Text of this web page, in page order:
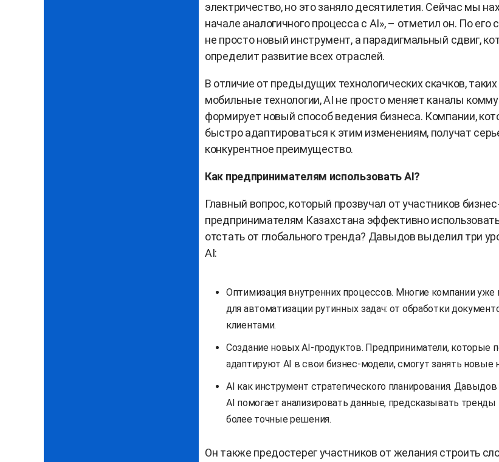
электричество, но это заняло десятилетия. Сейчас мы
начале аналогичного процесса с AI», – отметил он. По его
не просто новый инструмент, а парадигмальный сдвиг,
определит развитие всех отраслей.
В отличие от предыдущих технологических скачков, таких
мобильные технологии, AI не просто меняет каналы
формирует новый способ ведения бизнеса. Компании,
быстро адаптироваться к этим изменениям, получат
конкурентное преимущество.
Как предпринимателям использовать AI?
Главный вопрос, который прозвучал от участников
предпринимателям Казахстана эффективно
отстать от глобального тренда? Давыдов выделил три
AI:
Оптимизация внутренних процессов. Многие компании уже
для автоматизации рутинных задач: от обработки
клиентами.
Создание новых AI-продуктов. Предприниматели, которые
адаптируют AI в свои бизнес-модели, смогут занять новые
AI как инструмент стратегического планирования. Давыдов
AI помогает анализировать данные, предсказывать тренды
более точные решения.
Он также предостерег участников от желания строить